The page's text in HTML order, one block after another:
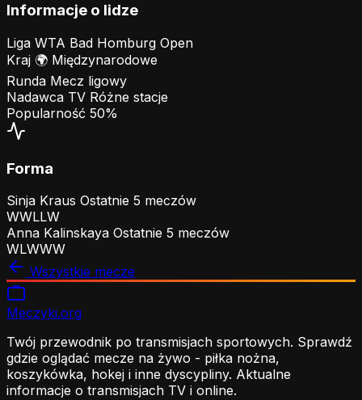
Informacje o lidze
Liga WTA Bad Homburg Open
Kraj 🌍 Międzynarodowe
Runda Mecz ligowy
Nadawca TV Różne stacje
Popularność 50%
Forma
Sinja Kraus Ostatnie 5 meczów
WWLLW
Anna Kalinskaya Ostatnie 5 meczów
WLWWW
Wszystkie mecze
Meczyki.org
Twój przewodnik po transmisjach sportowych. Sprawdź
gdzie oglądać mecze na żywo - piłka nożna,
koszykówka, hokej i inne dyscypliny. Aktualne
informacje o transmisjach TV i online.